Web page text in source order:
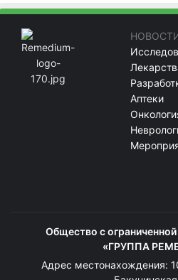
Аптеки
Общество с
«ГРУППА
Адрес местонахождения: